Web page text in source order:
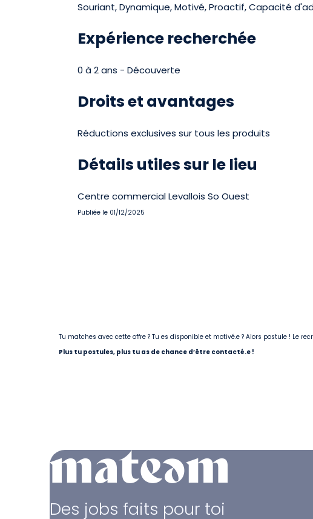
Souriant, Dynamique, Motivé, Proactif, Capacité
Expérience recherchée
0 à 2 ans - Découverte
Droits et avantages
Réductions exclusives sur tous les produits
Détails utiles sur le lieu
Centre commercial Levallois So Ouest
Publiée le 01/12/2025
Tu matches avec cette offre ? Tu es disponible et motivé.e ? Alors postule !
Plus tu postules, plus tu as de chance d’être contacté.e !
Des jobs faits pour toi